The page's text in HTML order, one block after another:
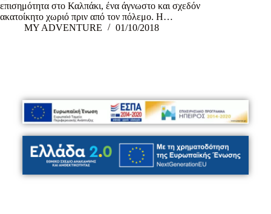
επισημότητα στο Καλπάκι, ένα άγνωστο και σχεδόν
ακατοίκητο χωριό πριν από τον πόλεμο. Η…
MY ADVENTURE
01/10/2018